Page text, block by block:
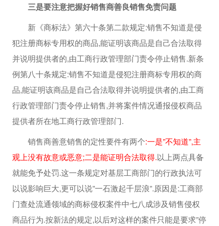
三是要注意把握好销售商善良销售免责问题
新《商标法》第六十条第二款规定:销售不知道是侵
犯注册商标专用权的商品,能证明该商品是自己合法取得
并说明提供者的,由工商行政管理部门责令停止销售.新条
例第八十条规定:销售不知道是侵犯注册商标专用权的商
品,能证明该商品是自己合法取得并说明提供者的,由工商
行政管理部门责令停止销售,并将案件情况通报侵权商品
提供者所在地工商行政管理部门.
销售商善意销售的定性要件有两个:一是”不知道”,主
观上没有故意或恶意;二是能证明合法取得.以上两点具备
就能免予处罚.这一条规定对基层工商部门的行政执法可
以说影响巨大,更可以说”一石激起千层浪”.原因是:工商部
门查处流通领域的商标侵权案件中七八成涉及销售侵权
商品行为.按新法的规定,以后对这样的案件只能是要求”停